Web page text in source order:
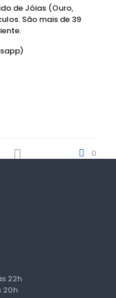
de Jóias (Ouro,
São mais de 39
0
22h
20h